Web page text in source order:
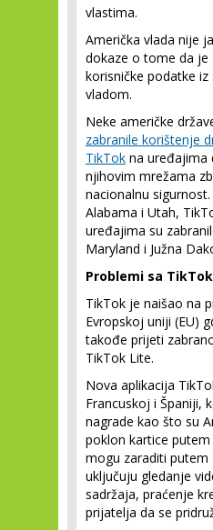
vlastima.
Američka vlada nije
dokaze o tome da je
korisničke podatke iz
vladom.
Neke američke
zabranile korištenje
TikTok na uređajima
njihovim mrežama
nacionalnu
Alabama i Utah,
uređajima su
Maryland i Južna
Problemi sa
TikTok je naišao na
Evropskoj uniji (EU)
takođe prijeti
TikTok Lite.
Nova aplikacija
Francuskoj i Španiji,
nagrade kao što su
poklon kartice putem
mogu zaraditi putem
uključuju gledanje
sadržaja, praćenje
prijatelja da se